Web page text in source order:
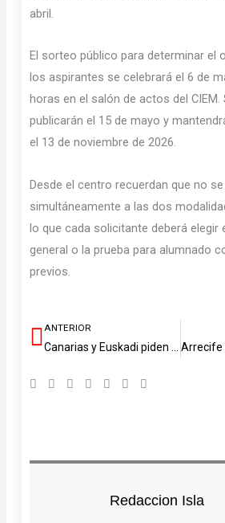
abril.
El sorteo público para determinar el
los aspirantes se celebrará el 6 de
horas en el salón de actos del
publicarán el 15 de mayo y
el 13 de noviembre de 2026.
Desde el centro recuerdan que no
simultáneamente a las dos
lo que cada solicitante deberá elegir
general o la prueba para alumnado
previos.
Ant
ANTERIOR
Redaccion Isla